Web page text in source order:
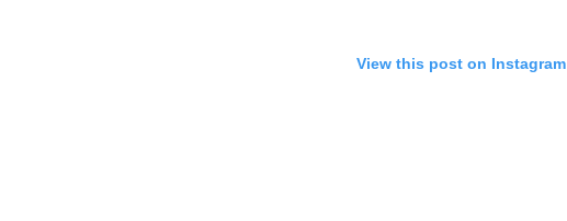
View this post on Instagram